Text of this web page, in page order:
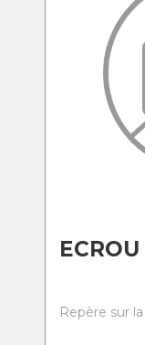
Repère sur